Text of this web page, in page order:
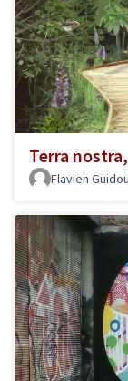
Terra
Flavien